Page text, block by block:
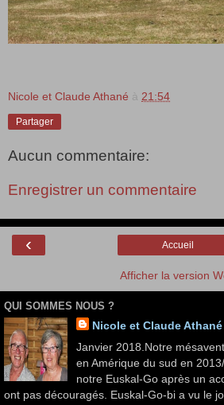
Nicole et Claude Athané à 21:54
Partager
Aucun commentaire:
Enregistrer un commentaire
‹ Accueil
Afficher la version
QUI SOMMES NOUS ?
Nicole et Claude Athané
Janvier 2018.Notre
en Amérique du sud en
notre Euskal-Go après un
ont pas découragés. Euskal-Go-bi a vu le